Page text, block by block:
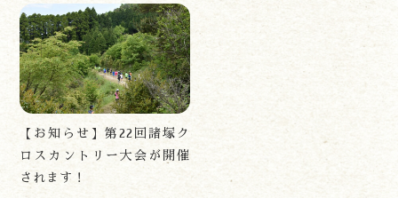
【お知らせ】第22回諸塚ク
ロスカントリー大会が開催
されます！